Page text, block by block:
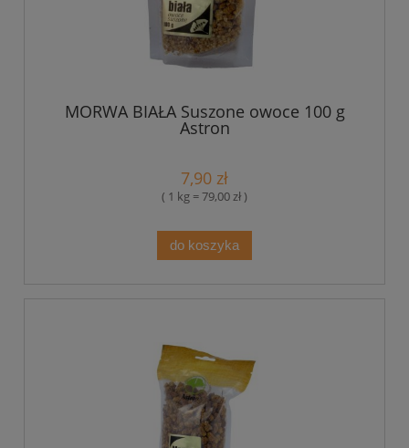
MORWA BIAŁA Suszone owoce 100 g
Astron
7,90 zł
( 1 kg = 79,00 zł )
do koszyka